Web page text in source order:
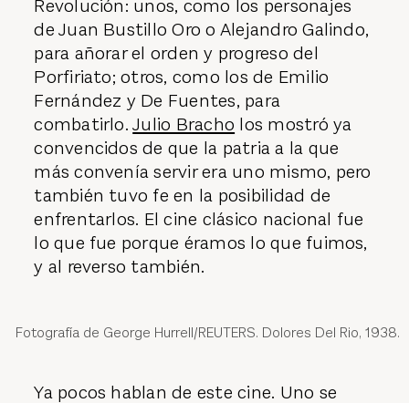
Revolución: unos, como los personajes
de Juan Bustillo Oro o Alejandro Galindo,
para añorar el orden y progreso del
Porfiriato; otros, como los de Emilio
Fernández y De Fuentes, para
combatirlo.Julio Bracho los mostró ya
convencidos de que la patria a la que
más convenía servir era uno mismo, pero
también tuvo fe en la posibilidad de
enfrentarlos. El cine clásico nacional fue
lo que fue porque éramos lo que fuimos,
y al reverso también.
Fotografía de George Hurrell/REUTERS. Dolores Del Rio, 1938.
Ya pocos hablan de este cine. Uno se